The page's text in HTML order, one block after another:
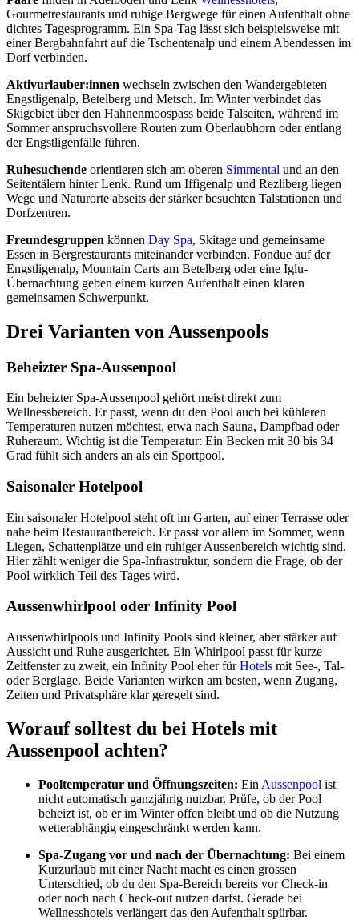
Gourmetrestaurants und ruhige Bergwege für einen Aufenthalt ohne
dichtes Tagesprogramm. Ein Spa-Tag lässt sich beispielsweise mit
einer Bergbahnfahrt auf die Tschentenalp und einem Abendessen im
Dorf verbinden.
Aktivurlauber:innen wechseln zwischen den Wandergebieten
Engstligenalp, Betelberg und Metsch. Im Winter verbindet das
Skigebiet über den Hahnenmoospass beide Talseiten, während im
Sommer anspruchsvollere Routen zum Oberlaubhorn oder entlang
der Engstligenfälle führen.
Ruhesuchende orientieren sich am oberen Simmental und an den
Seitentälern hinter Lenk. Rund um Iffigenalp und Rezliberg liegen
Wege und Naturorte abseits der stärker besuchten Talstationen und
Dorfzentren.
Freundesgruppen können Day Spa, Skitage und gemeinsame
Essen in Bergrestaurants miteinander verbinden. Fondue auf der
Engstligenalp, Mountain Carts am Betelberg oder eine Iglu-
Übernachtung geben einem kurzen Aufenthalt einen klaren
gemeinsamen Schwerpunkt.
Drei Varianten von Aussenpools
Beheizter Spa-Aussenpool
Ein beheizter Spa-Aussenpool gehört meist direkt zum
Wellnessbereich. Er passt, wenn du den Pool auch bei kühleren
Temperaturen nutzen möchtest, etwa nach Sauna, Dampfbad oder
Ruheraum. Wichtig ist die Temperatur: Ein Becken mit 30 bis 34
Grad fühlt sich anders an als ein Sportpool.
Saisonaler Hotelpool
Ein saisonaler Hotelpool steht oft im Garten, auf einer Terrasse oder
nahe beim Restaurantbereich. Er passt vor allem im Sommer, wenn
Liegen, Schattenplätze und ein ruhiger Aussenbereich wichtig sind.
Hier zählt weniger die Spa-Infrastruktur, sondern die Frage, ob der
Pool wirklich Teil des Tages wird.
Aussenwhirlpool oder Infinity Pool
Aussenwhirlpools und Infinity Pools sind kleiner, aber stärker auf
Aussicht und Ruhe ausgerichtet. Ein Whirlpool passt für kurze
Zeitfenster zu zweit, ein Infinity Pool eher fürHotels mit See-, Tal-
oder Berglage. Beide Varianten wirken am besten, wenn Zugang,
Zeiten und Privatsphäre klar geregelt sind.
Worauf solltest du bei Hotels mit
Aussenpool achten?
Pooltemperatur und Öffnungszeiten: Ein Aussenpool ist
nicht automatisch ganzjährig nutzbar. Prüfe, ob der Pool
beheizt ist, ob er im Winter offen bleibt und ob die Nutzung
wetterabhängig eingeschränkt werden kann.
Spa-Zugang vor und nach der Übernachtung: Bei einem
Kurzurlaub mit einer Nacht macht es einen grossen
Unterschied, ob du den Spa-Bereich bereits vor Check-in
oder noch nach Check-out nutzen darfst. Gerade bei
Wellnesshotels verlängert das den Aufenthalt spürbar.